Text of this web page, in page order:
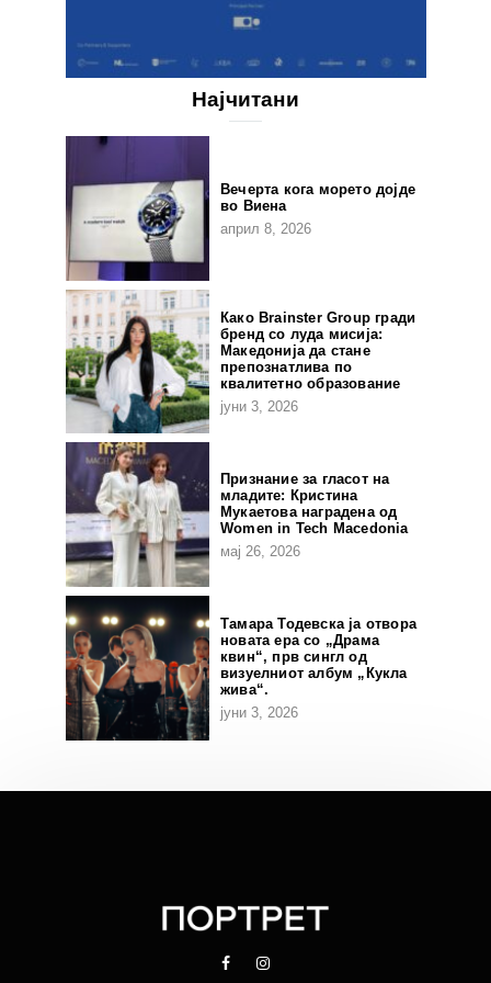
Најчитани
Вечерта кога морето дојде
во Виена
април 8, 2026
Како Brainster Group гради
бренд со луда мисија:
Македонија да стане
препознатлива по
квалитетно образование
јуни 3, 2026
Признание за гласот на
младите: Кристина
Мукаетова наградена од
Women in Tech Macedonia
мај 26, 2026
Тамара Тодевска ја отвора
новата ера со „Драма
квин“, прв сингл од
визуелниот албум „Кукла
жива“.
јуни 3, 2026